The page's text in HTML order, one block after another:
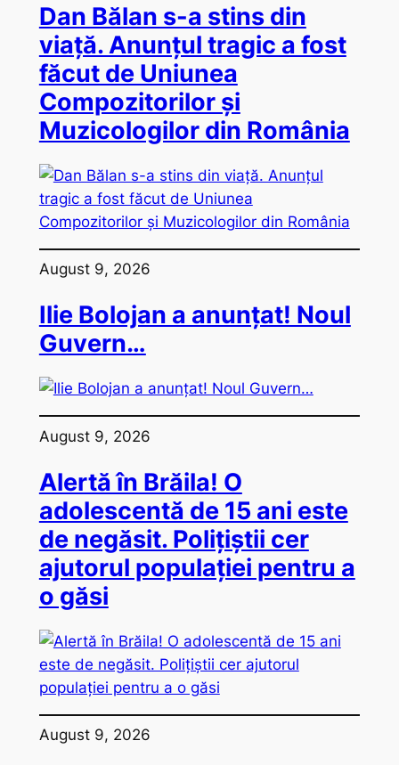
Dan Bălan s-a stins din
viață. Anunțul tragic a fost
făcut de Uniunea
Compozitorilor și
Muzicologilor din România
August 9, 2026
Ilie Bolojan a anunțat! Noul
Guvern…
August 9, 2026
Alertă în Brăila! O
adolescentă de 15 ani este
de negăsit. Polițiștii cer
ajutorul populației pentru a
o găsi
August 9, 2026